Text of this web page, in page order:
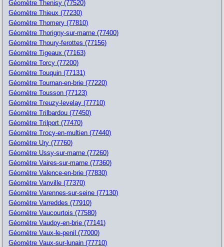
Géomètre Thenisy (77520)
Géomètre Thieux (77230)
Géomètre Thomery (77810)
Géomètre Thorigny-sur-marne (77400)
Géomètre Thoury-ferottes (77156)
Géomètre Tigeaux (77163)
Géomètre Torcy (77200)
Géomètre Touquin (77131)
Géomètre Tournan-en-brie (77220)
Géomètre Tousson (77123)
Géomètre Treuzy-levelay (77710)
Géomètre Trilbardou (77450)
Géomètre Trilport (77470)
Géomètre Trocy-en-multien (77440)
Géomètre Ury (77760)
Géomètre Ussy-sur-marne (77260)
Géomètre Vaires-sur-marne (77360)
Géomètre Valence-en-brie (77830)
Géomètre Vanville (77370)
Géomètre Varennes-sur-seine (77130)
Géomètre Varreddes (77910)
Géomètre Vaucourtois (77580)
Géomètre Vaudoy-en-brie (77141)
Géomètre Vaux-le-penil (77000)
Géomètre Vaux-sur-lunain (77710)